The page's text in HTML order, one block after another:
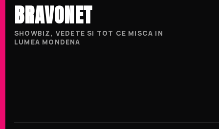
BRAVONET
SHOWBIZ, VEDETE SI TOT CE MISCA IN
LUMEA MONDENA